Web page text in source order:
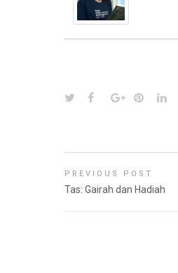
PREVIOUS POST
Tas: Gairah dan Hadiah